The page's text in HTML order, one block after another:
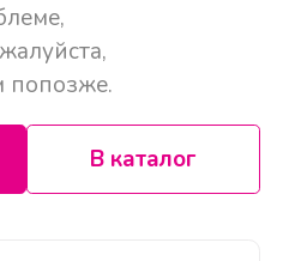
попозже.
В каталог